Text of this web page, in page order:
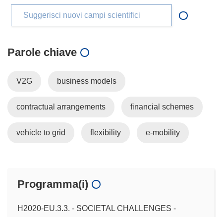
Suggerisci nuovi campi scientifici
Parole chiave
V2G business models
contractual arrangements financial schemes
vehicle to grid flexibility e-mobility
Programma(i)
H2020-EU.3.3. - SOCIETAL CHALLENGES -